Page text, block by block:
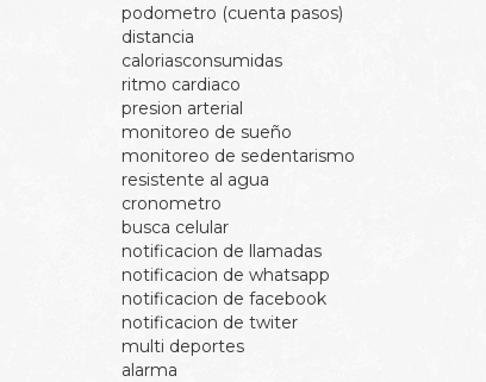
podometro (cuenta pasos)
distancia
caloriasconsumidas
ritmo cardiaco
presion arterial
monitoreo de sueño
monitoreo de sedentarismo
resistente al agua
cronometro
busca celular
notificacion de llamadas
notificacion de whatsapp
notificacion de facebook
notificacion de twiter
multi deportes
alarma